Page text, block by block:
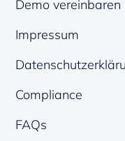
Demo vereinbaren
Impressum
Compliance
FAQs